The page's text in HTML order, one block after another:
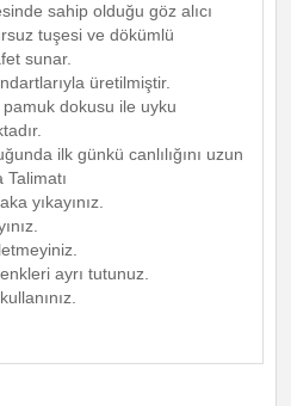
sahip olduğu göz alıcı
tuşesi ve dökümlü
sunar.
üretilmiştir.
pamuk dokusu ile uyku
ilk günkü canlılığını uzun
Talimatı
yıkayınız.
ayrı tutunuz.